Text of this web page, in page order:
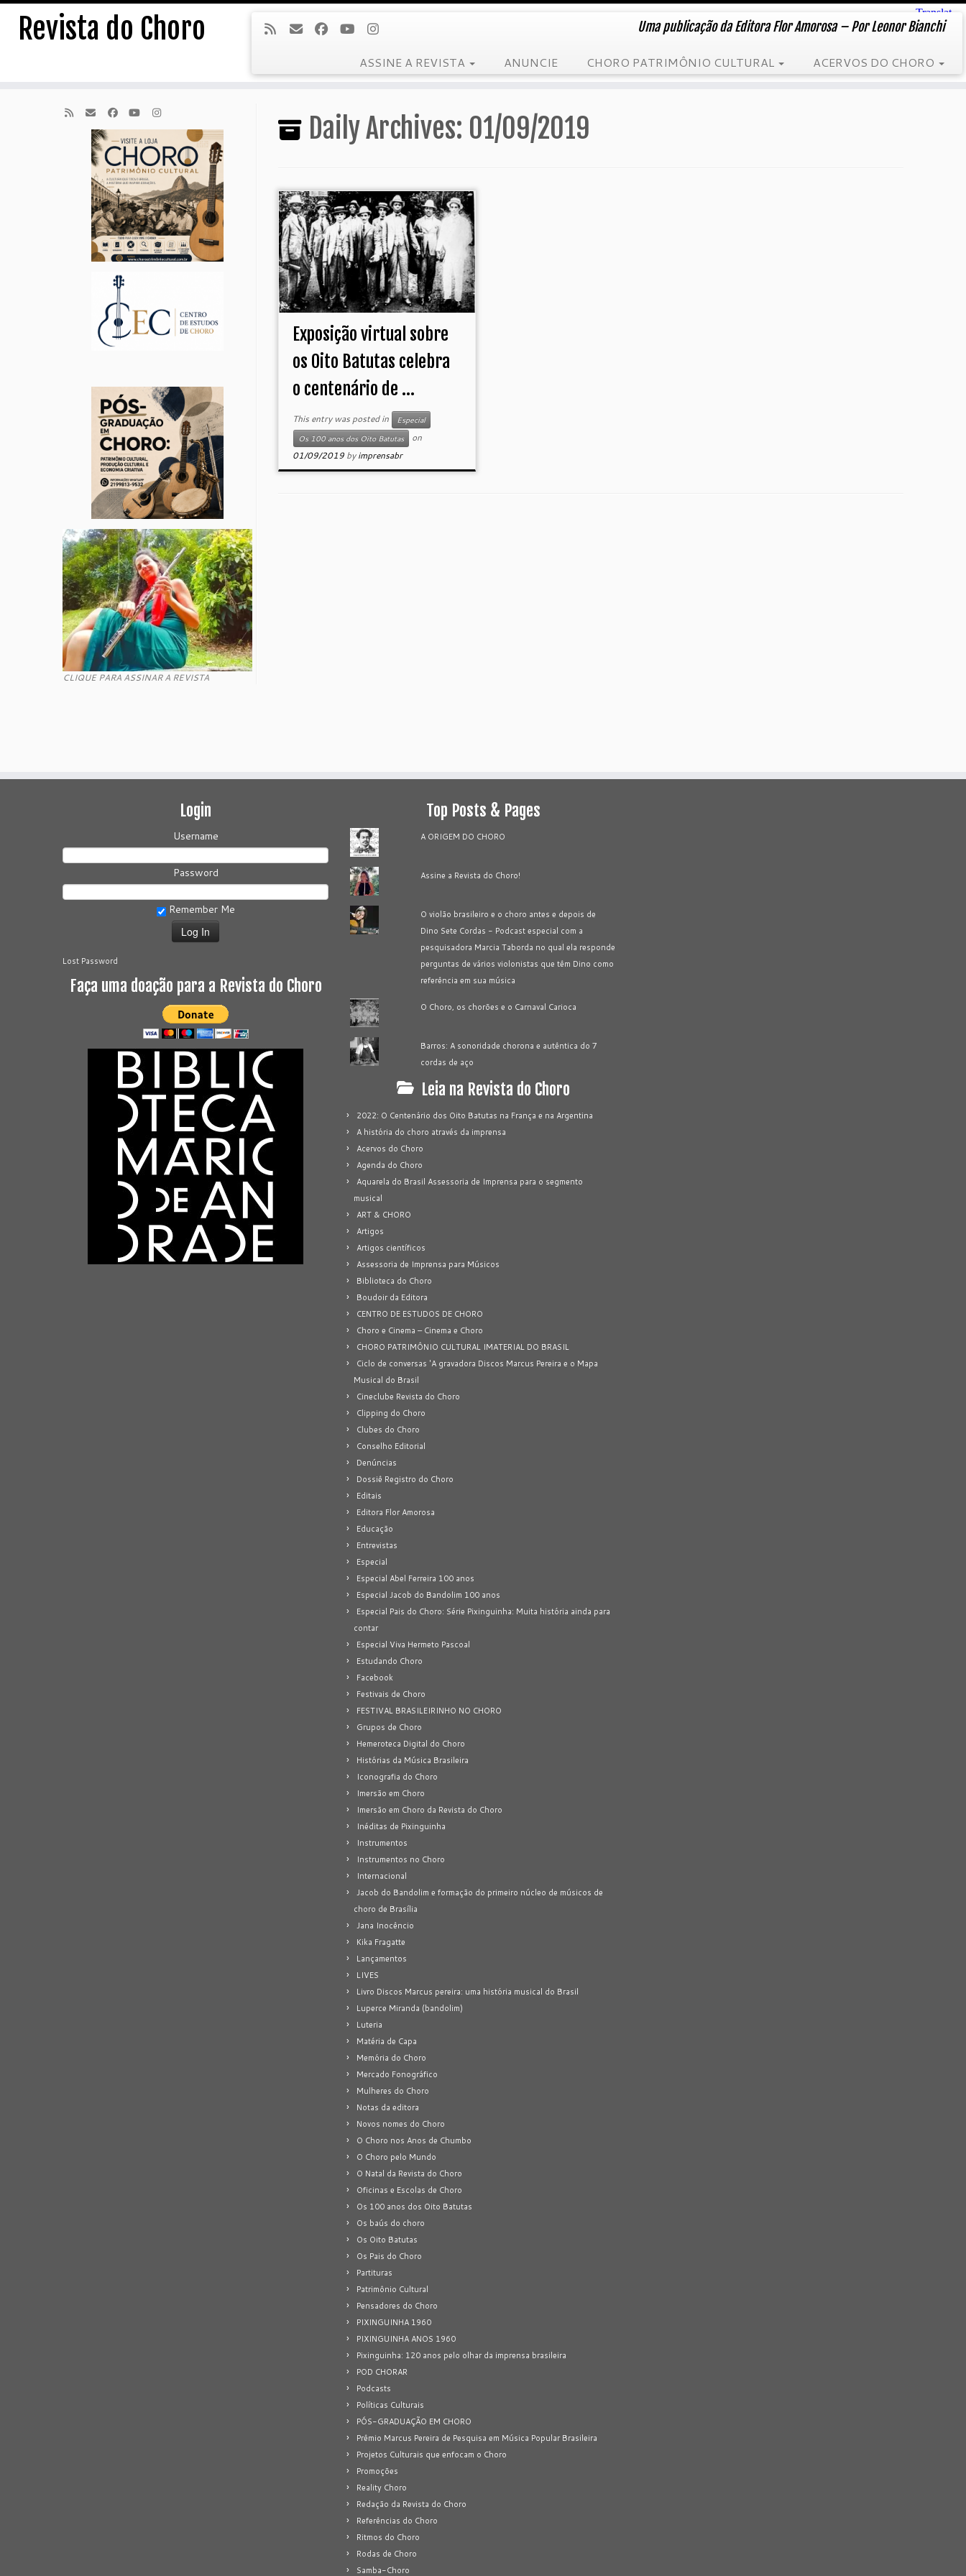
Skip
contentRevista do Choro Uma publicação da Editora Flor Amorosa – Por Leonor Bianchi
ASSINE A REVISTA ANUNCIE CHORO PATRIMÔNIO CULTURAL ACERVOS DO CHORO
CLIQUE PARA ASSINAR A REVISTA
Daily Archives: 01/09/2019
Exposição virtual sobre
os Oito Batutas celebra
o centenário de ...
This entry was posted in
Especial
Os 100 anos dos Oito Batutas
on
01/09/2019 byimprensabr
Login
Username
Password
Remember Me
Lost Password
Faça uma doação para a Revista do Choro
Top Posts & Pages
A ORIGEM DO CHORO
Assine a Revista do Choro!
O violão brasileiro e o choro antes e depois de
Dino Sete Cordas - Podcast especial com a
pesquisadora Marcia Taborda no qual ela responde
perguntas de vários violonistas que têm Dino como
referência em sua música
O Choro, os chorões e o Carnaval Carioca
Barros: A sonoridade chorona e autêntica do 7
cordas de aço
Leia na Revista do Choro
2022: O Centenário dos Oito Batutas na França e na Argentina
A história do choro através da imprensa
Acervos do Choro
Agenda do Choro
Aquarela do Brasil Assessoria de Imprensa para o segmento
musical
ART & CHORO
Artigos
Artigos científicos
Assessoria de Imprensa para Músicos
Biblioteca do Choro
Boudoir da Editora
CENTRO DE ESTUDOS DE CHORO
Choro e Cinema – Cinema e Choro
CHORO PATRIMÔNIO CULTURAL IMATERIAL DO BRASIL
Ciclo de conversas 'A gravadora Discos Marcus Pereira e o Mapa
Musical do Brasil
Cineclube Revista do Choro
Clipping do Choro
Clubes do Choro
Conselho Editorial
Denúncias
Dossiê Registro do Choro
Editais
Editora Flor Amorosa
Educação
Entrevistas
Especial
Especial Abel Ferreira 100 anos
Especial Jacob do Bandolim 100 anos
Especial Pais do Choro: Série Pixinguinha: Muita história ainda para
contar
Especial Viva Hermeto Pascoal
Estudando Choro
Facebook
Festivais de Choro
FESTIVAL BRASILEIRINHO NO CHORO
Grupos de Choro
Hemeroteca Digital do Choro
Histórias da Música Brasileira
Iconografia do Choro
Imersão em Choro
Imersão em Choro da Revista do Choro
Inéditas de Pixinguinha
Instrumentos
Instrumentos no Choro
Internacional
Jacob do Bandolim e formação do primeiro núcleo de músicos de
choro de Brasília
Jana Inocêncio
Kika Fragatte
Lançamentos
LIVES
Livro Discos Marcus pereira: uma história musical do Brasil
Luperce Miranda (bandolim)
Luteria
Matéria de Capa
Memória do Choro
Mercado Fonográfico
Mulheres do Choro
Notas da editora
Novos nomes do Choro
O Choro nos Anos de Chumbo
O Choro pelo Mundo
O Natal da Revista do Choro
Oficinas e Escolas de Choro
Os 100 anos dos Oito Batutas
Os baús do choro
Os Oito Batutas
Os Pais do Choro
Partituras
Patrimônio Cultural
Pensadores do Choro
PIXINGUINHA 1960
PIXINGUINHA ANOS 1960
Pixinguinha: 120 anos pelo olhar da imprensa brasileira
POD CHORAR
Podcasts
Políticas Culturais
PÓS-GRADUAÇÃO EM CHORO
Prêmio Marcus Pereira de Pesquisa em Música Popular Brasileira
Projetos Culturais que enfocam o Choro
Promoções
Reality Choro
Redação da Revista do Choro
Referências do Choro
Ritmos do Choro
Rodas de Choro
Samba-Choro